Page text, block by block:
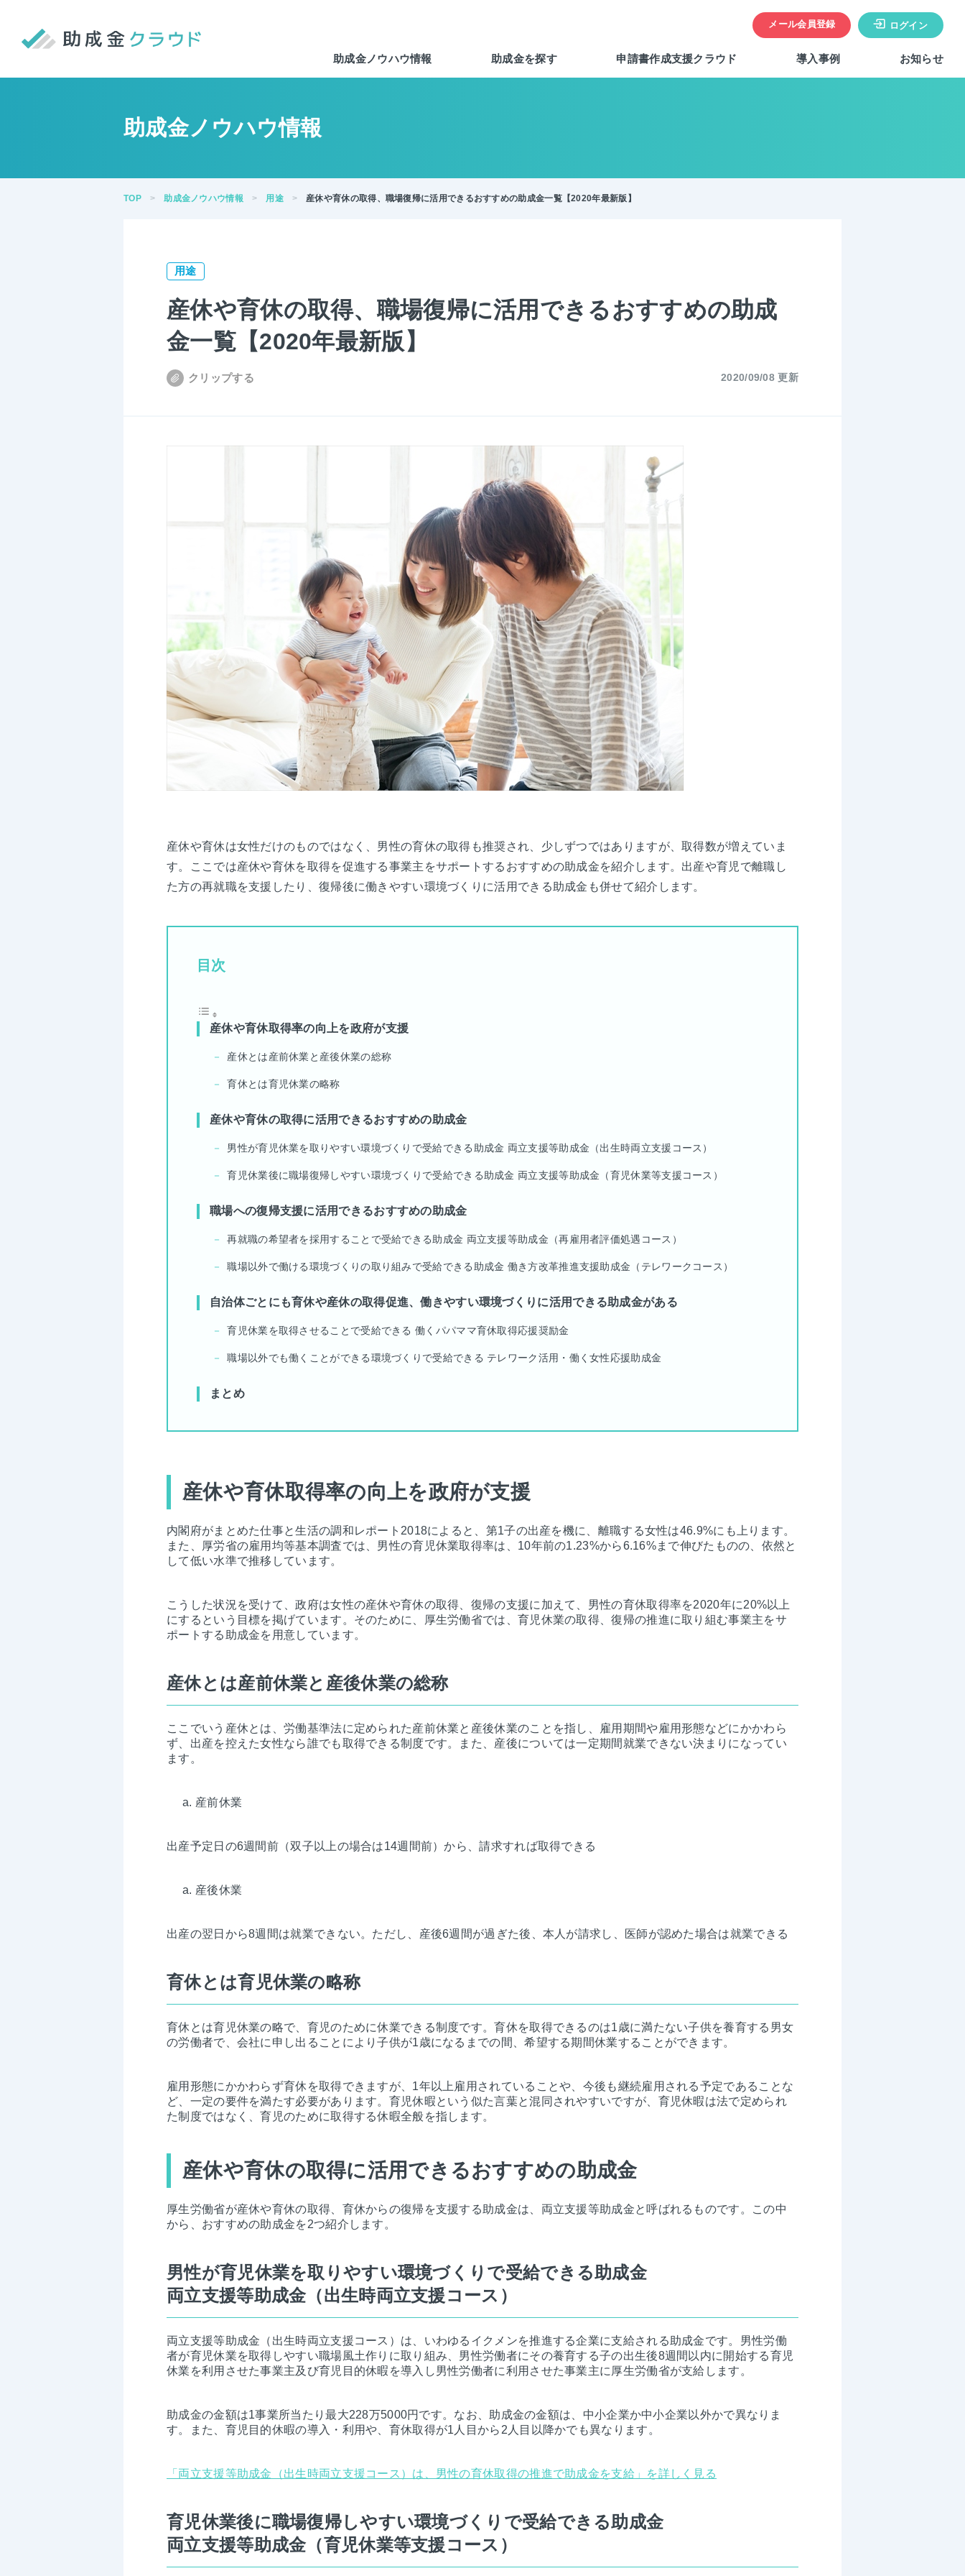
メール会員登録 ログイン
助成金ノウハウ情報 助成金を探す 申請書作成支援クラウド 導入事例 お知らせ
助成金ノウハウ情報
TOP 助成金ノウハウ情報 用途 産休や育休の取得、職場復帰に活用できるおすすめの助成金一覧【2020年最新版】
用途
産休や育休の取得、職場復帰に活用できるおすすめの助成
金一覧【2020年最新版】
2020/09/08 更新
産休や育休は女性だけのものではなく、男性の育休の取得も推奨され、少しずつではありますが、取得数が増えていま
す。ここでは産休や育休を取得を促進する事業主をサポートするおすすめの助成金を紹介します。出産や育児で離職し
た方の再就職を支援したり、復帰後に働きやすい環境づくりに活用できる助成金も併せて紹介します。
目次
産休や育休取得率の向上を政府が支援
産休とは産前休業と産後休業の総称
育休とは育児休業の略称
産休や育休の取得に活用できるおすすめの助成金
男性が育児休業を取りやすい環境づくりで受給できる助成金 両立支援等助成金（出生時両立支援コース）
育児休業後に職場復帰しやすい環境づくりで受給できる助成金 両立支援等助成金（育児休業等支援コース）
職場への復帰支援に活用できるおすすめの助成金
再就職の希望者を採用することで受給できる助成金 両立支援等助成金（再雇用者評価処遇コース）
職場以外で働ける環境づくりの取り組みで受給できる助成金 働き方改革推進支援助成金（テレワークコース）
自治体ごとにも育休や産休の取得促進、働きやすい環境づくりに活用できる助成金がある
育児休業を取得させることで受給できる 働くパパママ育休取得応援奨励金
職場以外でも働くことができる環境づくりで受給できる テレワーク活用・働く女性応援助成金
まとめ
産休や育休取得率の向上を政府が支援
内閣府がまとめた仕事と生活の調和レポート2018によると、第1子の出産を機に、離職する女性は46.9%にも上ります。
また、厚労省の雇用均等基本調査では、男性の育児休業取得率は、10年前の1.23%から6.16%まで伸びたものの、依然と
して低い水準で推移しています。
こうした状況を受けて、政府は女性の産休や育休の取得、復帰の支援に加えて、男性の育休取得率を2020年に20%以上
にするという目標を掲げています。そのために、厚生労働省では、育児休業の取得、復帰の推進に取り組む事業主をサ
ポートする助成金を用意しています。
産休とは産前休業と産後休業の総称
ここでいう産休とは、労働基準法に定められた産前休業と産後休業のことを指し、雇用期間や雇用形態などにかかわら
ず、出産を控えた女性なら誰でも取得できる制度です。また、産後については一定期間就業できない決まりになってい
ます。
産前休業
出産予定日の6週間前（双子以上の場合は14週間前）から、請求すれば取得できる
産後休業
出産の翌日から8週間は就業できない。ただし、産後6週間が過ぎた後、本人が請求し、医師が認めた場合は就業できる
育休とは育児休業の略称
育休とは育児休業の略で、育児のために休業できる制度です。育休を取得できるのは1歳に満たない子供を養育する男女
の労働者で、会社に申し出ることにより子供が1歳になるまでの間、希望する期間休業することができます。
雇用形態にかかわらず育休を取得できますが、1年以上雇用されていることや、今後も継続雇用される予定であることな
ど、一定の要件を満たす必要があります。育児休暇という似た言葉と混同されやすいですが、育児休暇は法で定められ
た制度ではなく、育児のために取得する休暇全般を指します。
産休や育休の取得に活用できるおすすめの助成金
厚生労働省が産休や育休の取得、育休からの復帰を支援する助成金は、両立支援等助成金と呼ばれるものです。この中
から、おすすめの助成金を2つ紹介します。
男性が育児休業を取りやすい環境づくりで受給できる助成金
両立支援等助成金（出生時両立支援コース）
両立支援等助成金（出生時両立支援コース）は、いわゆるイクメンを推進する企業に支給される助成金です。男性労働
者が育児休業を取得しやすい職場風土作りに取り組み、男性労働者にその養育する子の出生後8週間以内に開始する育児
休業を利用させた事業主及び育児目的休暇を導入し男性労働者に利用させた事業主に厚生労働省が支給します。
助成金の金額は1事業所当たり最大228万5000円です。なお、助成金の金額は、中小企業か中小企業以外かで異なりま
す。また、育児目的休暇の導入・利用や、育休取得が1人目から2人目以降かでも異なります。
「両立支援等助成金（出生時両立支援コース）は、男性の育休取得の推進で助成金を支給」を詳しく見る
育児休業後に職場復帰しやすい環境づくりで受給できる助成金
両立支援等助成金（育児休業等支援コース）